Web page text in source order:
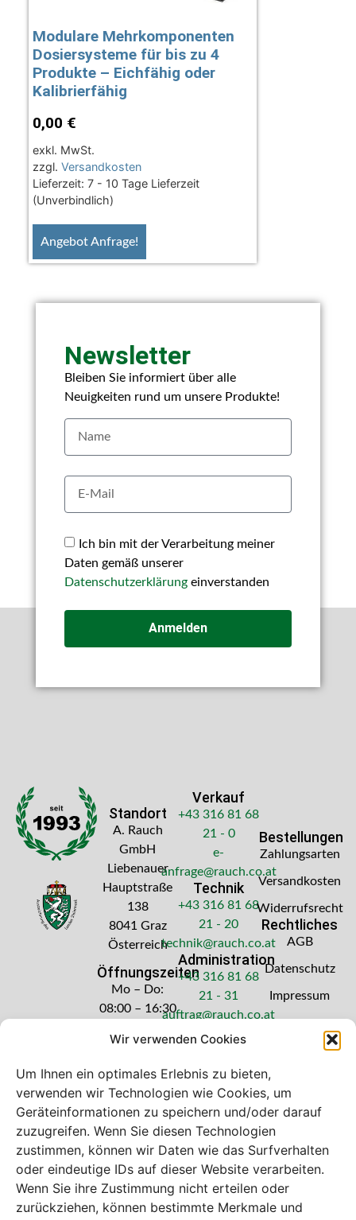
Wir verwenden Cookies
Um Ihnen ein optimales Erlebnis zu bieten,
verwenden wir Technologien wie Cookies, um
Geräteinformationen zu speichern und/oder darauf
zuzugreifen. Wenn Sie diesen Technologien
zustimmen, können wir Daten wie das Surfverhalten
oder eindeutige IDs auf dieser Website verarbeiten.
Wenn Sie ihre Zustimmung nicht erteilen oder
zurückziehen, können bestimmte Merkmale und
Modulare Mehrkomponenten
Dosiersysteme für bis zu 4
Produkte – Eichfähig oder
Kalibrierfähig
0,00 €
exkl. MwSt.
zzgl. Versandkosten
Lieferzeit: 7 - 10 Tage Lieferzeit
(Unverbindlich)
Angebot Anfrage!
Newsletter
Bleiben Sie informiert über alle
Neuigkeiten rund um unsere Produkte!
Ich bin mit der Verarbeitung meiner
Daten gemäß unserer
Datenschutzerklärungeinverstanden
Anmelden
Standort
A. Rauch
GmbH
Liebenauer
Hauptstraße
138
8041 Graz
Österreich
Öffnungszeiten
Mo – Do:
08:00 – 16:30
Freitag: 08:00
Verkauf
+43 316 81 68
21 - 0
e-
anfrage@rauch.co.at
Technik
+43 316 81 68
21 - 20
technik@rauch.co.at
Administration
+43 316 81 68
21 - 31
auftrag@rauch.co.at
Bestellungen
Zahlungsarten
Versandkosten
Widerrufsrecht
Rechtliches
AGB
Datenschutz
Impressum
Bei diesem Webshop handelt es sich um
einen B2B-Webshop
A. Rauch GmbH – Ihr Experte aus Österreich für Waagen,
Eich- & Kalibrierservice, Sprühnebel-Zerstäubungstechnik